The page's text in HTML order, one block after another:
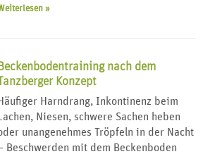
»
Beckenbodentraining nach dem
Konzept
Harndrang, Inkontinenz beim
Niesen, schwere Sachen heben
unangenehmes Tröpfeln in der Nacht
Beschwerden mit dem Beckenboden